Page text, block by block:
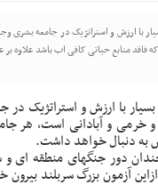
با ارزش و استراتژیک در جامعه
فاقد منابع حیاتی کافی اب باشد علاوه
با ارزش و استراتژیک
و خرمی و آبادانی است، هر
به دنبال خواهد داشت.
دور جنگهای منطقه
آزمون بزرگ سربلند